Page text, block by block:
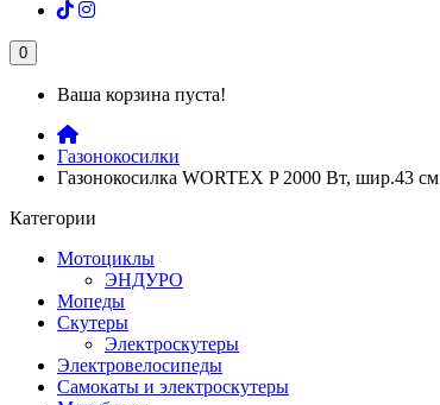
0
Ваша корзина пуста!
Газонокосилки
Газонокосилка WORTEX P 2000 Вт, шир.43 см
Категории
Мотоциклы
ЭНДУРО
Мопеды
Скутеры
Электроскутеры
Электровелосипеды
Самокаты и электроскутеры